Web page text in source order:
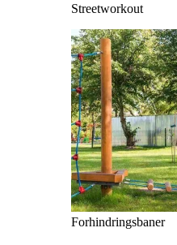
Streetworkout
Forhindringsbaner